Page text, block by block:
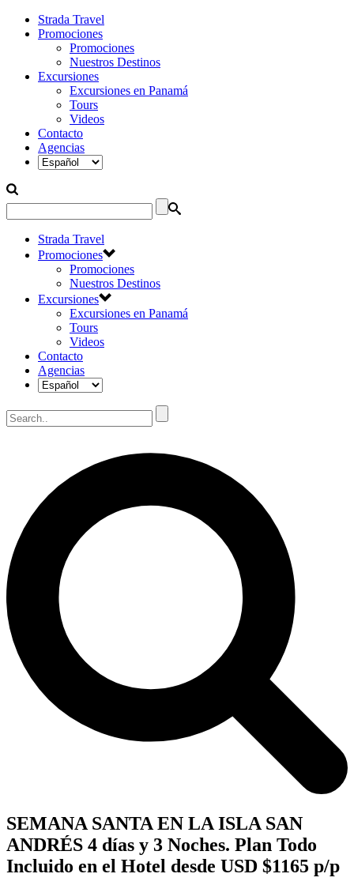
Strada Travel
Promociones
Promociones
Nuestros Destinos
Excursiones
Excursiones en Panamá
Tours
Videos
Contacto
Agencias
Strada Travel
Promociones
Promociones
Nuestros Destinos
Excursiones
Excursiones en Panamá
Tours
Videos
Contacto
Agencias
SEMANA SANTA EN LA ISLA SAN
ANDRÉS 4 días y 3 Noches. Plan Todo
Incluido en el Hotel desde USD $1165 p/p